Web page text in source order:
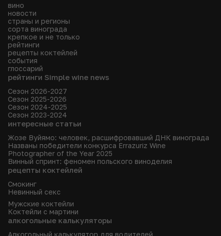
вино
новости
страны и регионы
сорта винограда
крепкое и не только
рейтинги
рецепты коктейлей
события
глоссарий
рейтинги Simple wine news
Сезон 2026-2027
Сезон 2025-2026
Сезон 2024-2025
Сезон 2023-2024
интересные статьи
Жозе Вуйямо: человек, расшифровавший ДНК винограда
Названы победители конкурса Errazuriz Wine
Photographer of the Year 2025
Винный спринт: феномен польского виноделия
рецепты коктейлей
Смокинг
Невинный секс
Мужские коктейли
Коктейли с мартини
алкогольные калькуляторы
Алкогольный калькулятор для водителей